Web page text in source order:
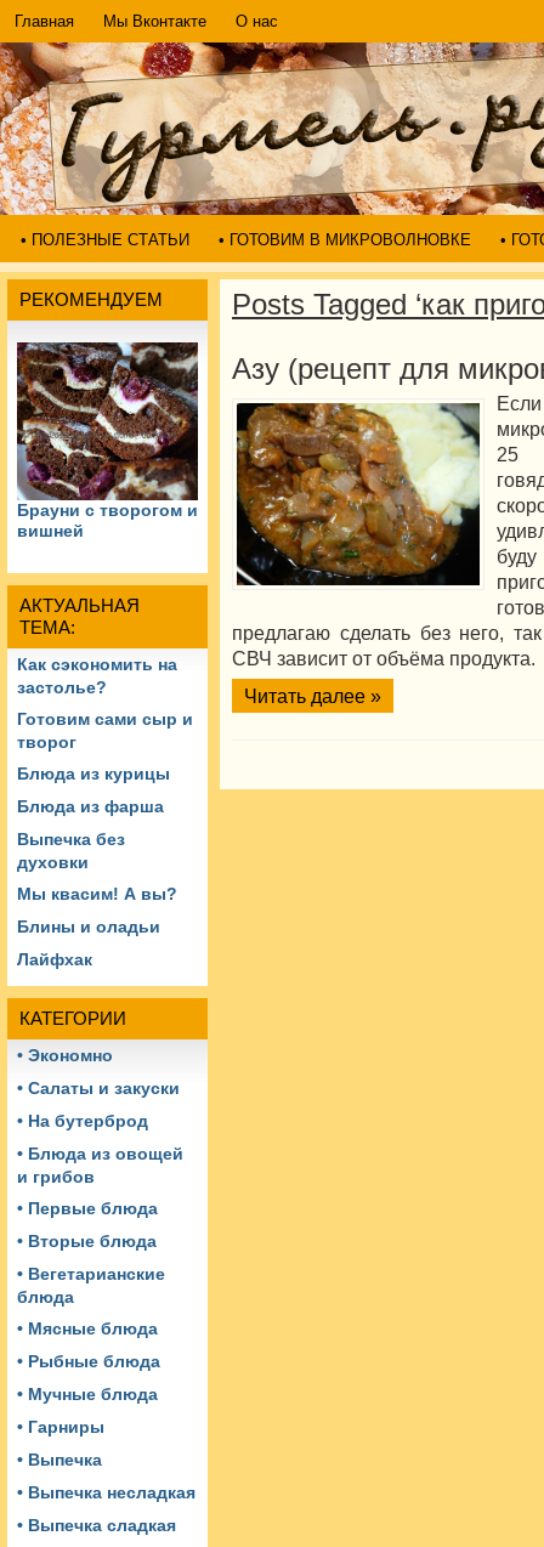
Главная Мы Вконтакте О нас
• ПОЛЕЗНЫЕ СТАТЬИ • ГОТОВИМ В МИКРОВОЛНОВКЕ •
РЕКОМЕНДУЕМ
Брауни с творогом и
вишней
АКТУАЛЬНАЯ
ТЕМА:
Как сэкономить на
застолье?
Готовим сами сыр и
творог
Блюда из курицы
Блюда из фарша
Выпечка без
духовки
Мы квасим! А вы?
Блины и оладьи
Лайфхак
КАТЕГОРИИ
• Экономно
• Салаты и закуски
• На бутерброд
• Блюда из овощей
и грибов
• Первые блюда
• Вторые блюда
• Вегетарианские
блюда
• Мясные блюда
• Рыбные блюда
• Мучные блюда
• Гарниры
• Выпечка
• Выпечка несладкая
• Выпечка сладкая
Posts Tagged ‘как
Азу (рецепт для
25
предлагаю сделать без него,
СВЧ зависит от объёма продукта.
Читать далее »